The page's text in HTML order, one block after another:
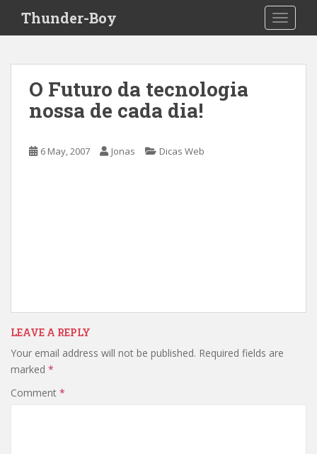
i
Thunder-Boy
O Futuro da tecnologia
nossa de cada dia!
6 May, 2007 Jonas Dicas Web
LEAVE A REPLY
Your email address will not be published. Required fields are
marked *
Comment *